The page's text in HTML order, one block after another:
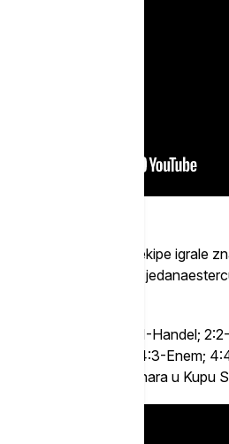
uočljivo da su obe ekipe igrale
nivou, tako da su
1:1-Medojević; 2:1-Handel;
3:3-Ranđelović; 4:3-Enem;
stiže do novog pehara u Kupu